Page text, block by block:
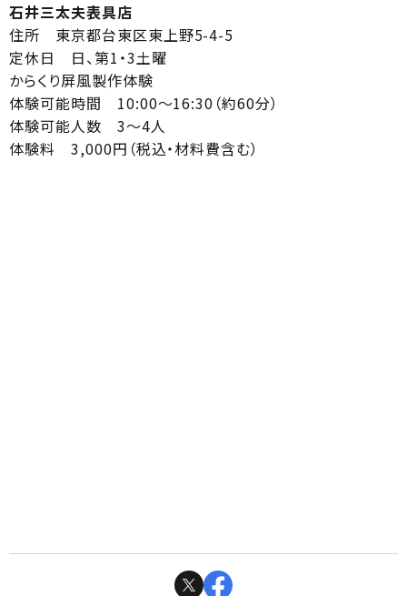
石井三太夫表具店
住所 東京都台東区東上野5-4-5
定休日 日、第1・3土曜
からくり屏風製作体験
体験可能時間 10:00～16:30（約60分）
体験可能人数 3～4人
体験料 3,000円（税込・材料費含む）